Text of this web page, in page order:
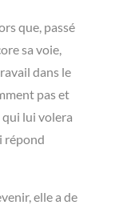
que, passé
sa voie,
dans le
pas et
qui lui volera
répond
elle a de